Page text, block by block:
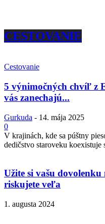
CESTOVANIE
Cestovanie
5 výnimočných chvíľ z
vás zanechajú...
Gurkuda - 14. mája 2025
0
V krajinách, kde sa púštny
dedičstvo staroveku
Užite si vašu
riskujete veľa
1. augusta 2024